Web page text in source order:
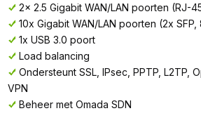
2x 2.5 Gigabit WAN/LAN poorten (RJ-
10x Gigabit WAN/LAN poorten (2x
1x USB 3.0 poort
Load balancing
Ondersteunt SSL, IPsec, PPTP, L2TP,
VPN
Beheer met Omada SDN